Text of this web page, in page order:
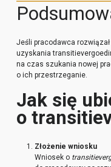
Jeśli pracodawca
uzyskania
na czas szukania nowej
o ich przestrzeganie.
Jak się
o
Złożenie wniosku
Wniosek o